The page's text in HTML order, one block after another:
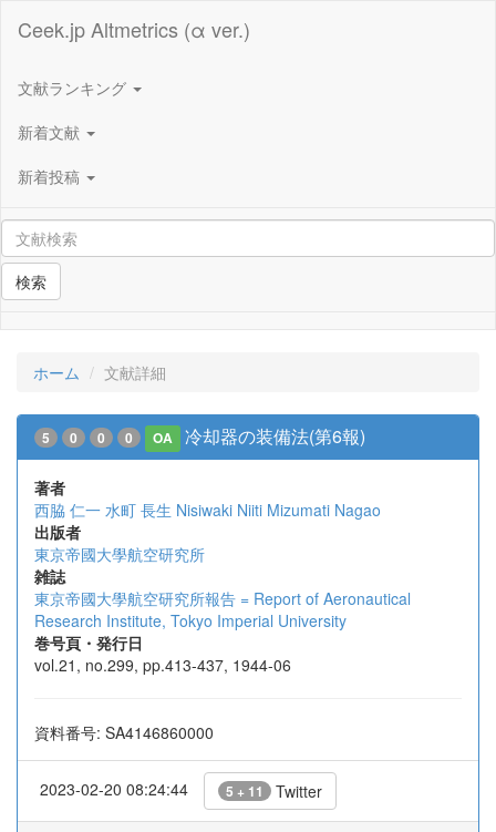
Ceek.jp Altmetrics (α ver.)
文献ランキング
新着文献
新着投稿
検索
ホーム 文献詳細
5 0 0 0 OA 冷却器の装備法(第6報)
著者
西脇 仁一 水町 長生 Nisiwaki Niiti Mizumati Nagao
出版者
東京帝國大學航空研究所
雑誌
東京帝國大學航空研究所報告 = Report of Aeronautical
Research Institute, Tokyo Imperial University
巻号頁・発行日
vol.21, no.299, pp.413-437, 1944-06
資料番号: SA4146860000
2023-02-20 08:24:44 5 + 11 Twitter